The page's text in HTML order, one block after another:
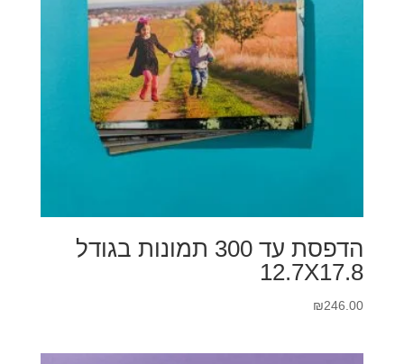
הדפסת עד 300 תמונות בגודל
12.7X17.8
₪246.00